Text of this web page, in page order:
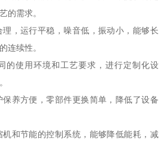
的需求。
，运行平稳，噪音低，振动小，能够长
连续性。
的使用环境和工艺要求，进行定制化设
养方便，零部件更换简单，降低了设备
和节能的控制系统，能够降低能耗，减